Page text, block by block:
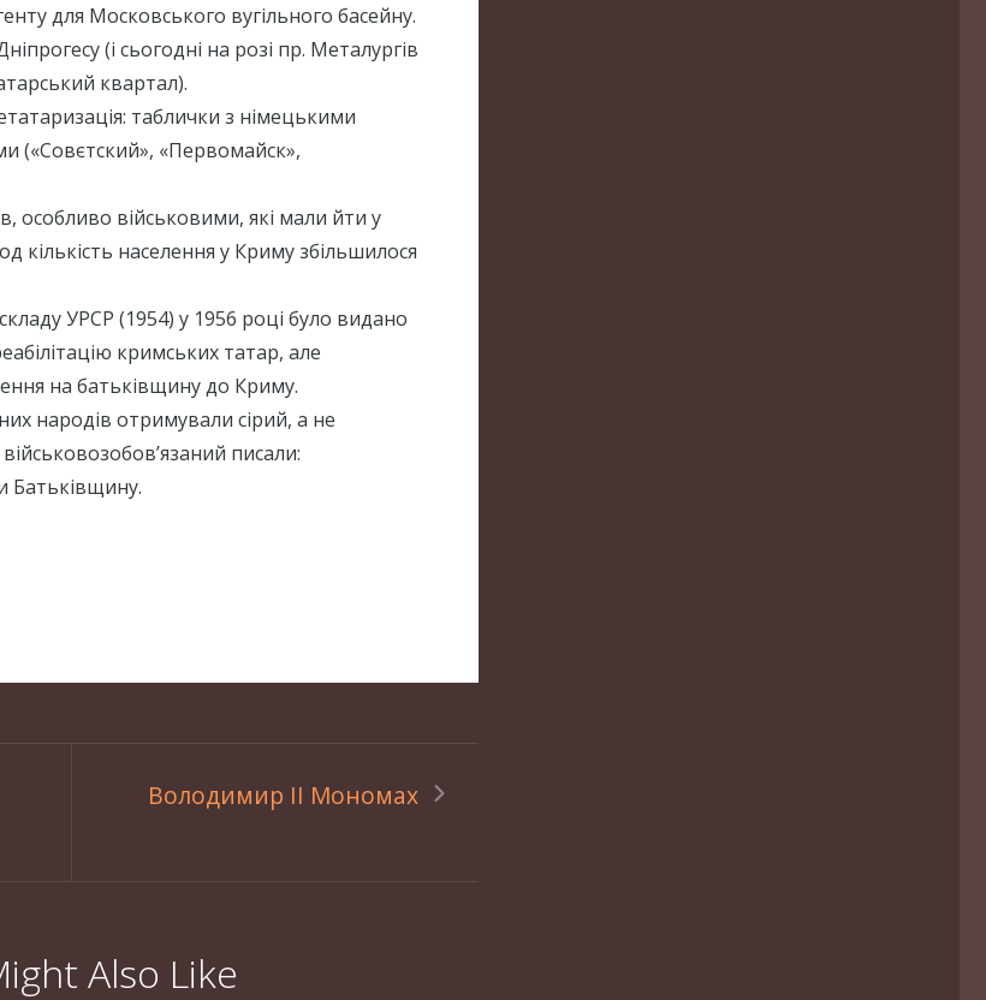
для Московського вугільного басейну.
(і сьогодні на розі пр. Металургів
квартал).
таблички з німецькими
(«Совєтский», «Первомайск»,
особливо військовими, які мали йти у
кількість населення у Криму збільшилося
УРСР (1954) у 1956 році було видано
кримських татар, але
на батьківщину до Криму.
народів отримували сірий, а не
писали:
Батьківщину.
Володимир ІІ Мономах
Also Like